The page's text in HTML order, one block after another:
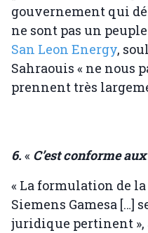
gouvernement qui
ne sont pas un
San Leon Energy,
Sahraouis « ne nous
prennent très
6. « C’est conforme
« La formulation de
Siemens Gamesa […]
juridique pertinent »,